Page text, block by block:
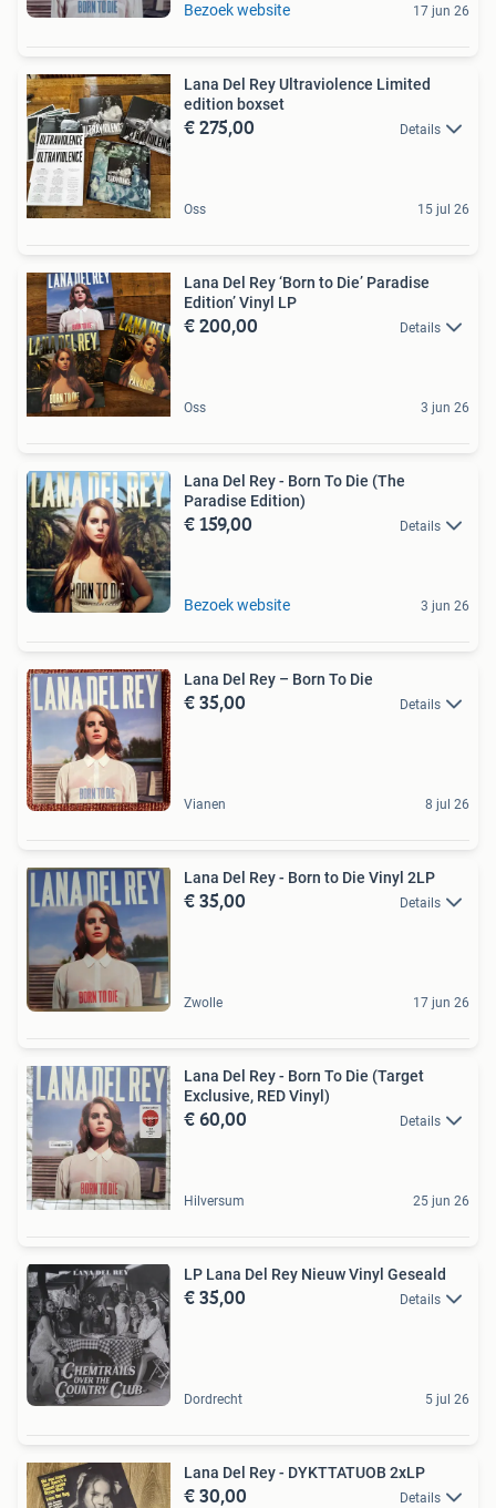
Bezoek website 17 jun 26
Lana Del Rey Ultraviolence Limited
edition boxset
€ 275,00 Details
Oss 15 jul 26
Lana Del Rey ‘Born to Die’ Paradise
Edition’ Vinyl LP
€ 200,00 Details
Oss 3 jun 26
Lana Del Rey - Born To Die (The
Paradise Edition)
€ 159,00 Details
Bezoek website 3 jun 26
Lana Del Rey – Born To Die
€ 35,00 Details
Vianen 8 jul 26
Lana Del Rey - Born to Die Vinyl 2LP
€ 35,00 Details
Zwolle 17 jun 26
Lana Del Rey - Born To Die (Target
Exclusive, RED Vinyl)
€ 60,00 Details
Hilversum 25 jun 26
LP Lana Del Rey Nieuw Vinyl Geseald
€ 35,00 Details
Dordrecht 5 jul 26
Lana Del Rey - DYKTTATUOB 2xLP
€ 30,00 Details